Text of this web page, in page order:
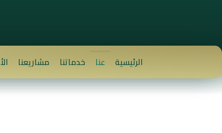
الرئيسية عنا خدماتنا مشاريعنا